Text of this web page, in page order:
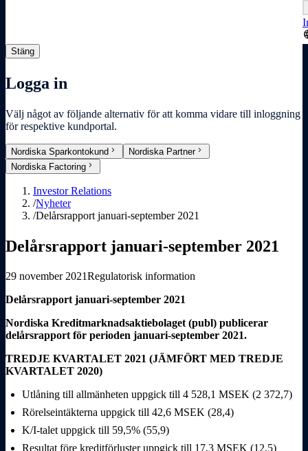
Stäng
Logga in
Välj något av följande alternativ för att komma vidare till inloggning
för respektive kundportal.
Nordiska Sparkontokund chevron_right Nordiska Partnerchevron_right
Nordiska Factoring chevron_right
Investor Relations
/Nyheter
/Delårsrapport januari-september 2021
Delårsrapport januari-september 2021
29 november 2021Regulatorisk information
Delårsrapport januari-september 2021
Nordiska Kreditmarknadsaktiebolaget (publ) publicerar
delårsrapport för perioden januari-september 2021.
TREDJE KVARTALET 2021 (JÄMFÖRT MED TREDJE
KVARTALET 2020)
Utlåning till allmänheten uppgick till 4 528,1 MSEK (2 372,7)
Rörelseintäkterna uppgick till 42,6 MSEK (28,4)
K/I-talet uppgick till 59,5% (55,9)
Resultat före kreditförluster uppgick till 17,3 MSEK (12,5)